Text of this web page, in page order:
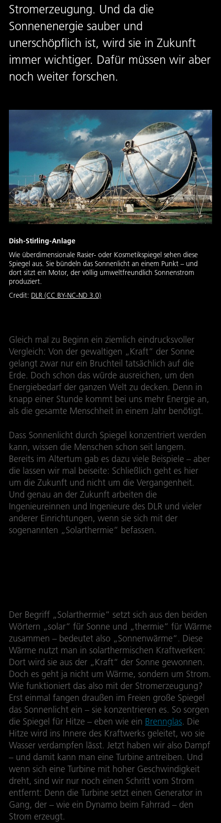
Stromerzeugung. Und da die
Sonnenenergie sauber und
unerschöpflich ist, wird sie in Zukunft
immer wichtiger. Dafür müssen wir aber
noch weiter forschen.
Dish-Stirling-Anlage
Wie überdimensionale Rasier- oder Kosmetikspiegel sehen diese
Spiegel aus. Sie bündeln das Sonnenlicht an einem Punkt – und
dort sitzt ein Motor, der völlig umweltfreundlich Sonnenstrom
produziert.
Credit: DLR (CC BY-NC-ND 3.0)
Gleich mal zu Beginn ein ziemlich eindrucksvoller
Vergleich: Von der gewaltigen „Kraft“ der Sonne
gelangt zwar nur ein Bruchteil tatsächlich auf die
Erde. Doch schon das würde ausreichen, um den
Energiebedarf der ganzen Welt zu decken. Denn in
knapp einer Stunde kommt bei uns mehr Energie an,
als die gesamte Menschheit in einem Jahr benötigt.
Dass Sonnenlicht durch Spiegel konzentriert werden
kann, wissen die Menschen schon seit langem.
Bereits im Altertum gab es dazu viele Beispiele – aber
die lassen wir mal beiseite: Schließlich geht es hier
um die Zukunft und nicht um die Vergangenheit.
Und genau an der Zukunft arbeiten die
Ingenieureinnen und Ingenieure des DLR und vieler
anderer Einrichtungen, wenn sie sich mit der
sogenannten „Solarthermie“ befassen.
Der Begriff „Solarthermie“ setzt sich aus den beiden
Wörtern „solar“ für Sonne und „thermie“ für Wärme
zusammen – bedeutet also „Sonnenwärme“. Diese
Wärme nutzt man in solarthermischen Kraftwerken:
Dort wird sie aus der „Kraft“ der Sonne gewonnen.
Doch es geht ja nicht um Wärme, sondern um Strom.
Wie funktioniert das also mit der Stromerzeugung?
Erst einmal fangen draußen im Freien große Spiegel
das Sonnenlicht ein – sie konzentrieren es. So sorgen
die Spiegel für Hitze – eben wie ein Brennglas. Die
Hitze wird ins Innere des Kraftwerks geleitet, wo sie
Wasser verdampfen lässt. Jetzt haben wir also Dampf
– und damit kann man eine Turbine antreiben. Und
wenn sich eine Turbine mit hoher Geschwindigkeit
dreht, sind wir nur noch einen Schritt vom Strom
entfernt: Denn die Turbine setzt einen Generator in
Gang, der – wie ein Dynamo beim Fahrrad – den
Strom erzeugt.